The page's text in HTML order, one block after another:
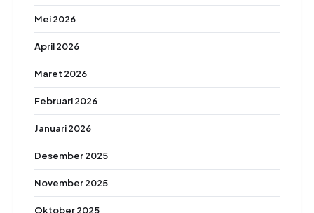
Mei 2026
April 2026
Maret 2026
Februari 2026
Januari 2026
Desember 2025
November 2025
Oktober 2025